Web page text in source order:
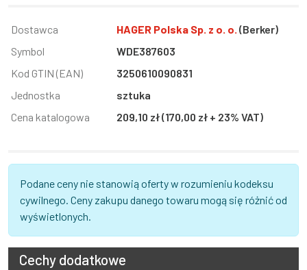
Informacja
Wartość
Dostawca HAGER Polska Sp. z o. o. (Berker)
Symbol
WDE387603
Kod GTIN (EAN)
3250610090831
Jednostka
sztuka
Cena katalogowa
209,10 zł (170,00 zł + 23% VAT)
Podane ceny nie stanowią oferty w rozumieniu kodeksu
cywilnego. Ceny zakupu danego towaru mogą się różnić od
wyświetlonych.
Cechy dodatkowe